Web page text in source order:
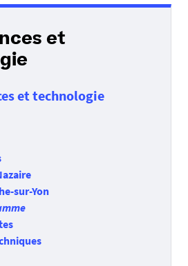
et
et technologie
sur-Yon